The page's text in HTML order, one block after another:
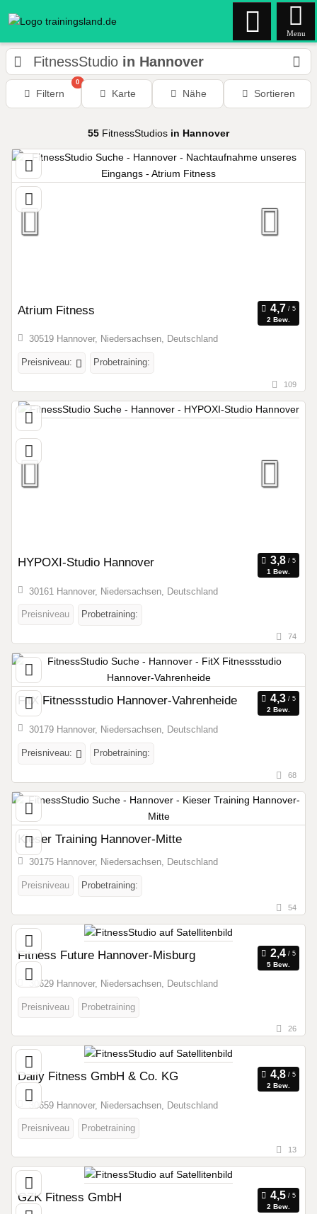
Menu
FitnessStudio in Hannover
Filtern
0
Karte Nähe Sortieren
55 FitnessStudios in Hannover
Atrium Fitness
2 Bew.
30519 Hannover, Niedersachsen, Deutschland
Preisniveau: Probetraining:
109
HYPOXI-Studio Hannover
1 Bew.
30161 Hannover, Niedersachsen, Deutschland
Preisniveau Probetraining:
74
FitX Fitnessstudio Hannover-Vahrenheide
2 Bew.
30179 Hannover, Niedersachsen, Deutschland
Preisniveau: Probetraining:
68
Kieser Training Hannover-Mitte
30175 Hannover, Niedersachsen, Deutschland
Preisniveau Probetraining:
54
Fitness Future Hannover-Misburg
5 Bew.
30629 Hannover, Niedersachsen, Deutschland
Preisniveau Probetraining
26
Daily Fitness GmbH & Co. KG
2 Bew.
30659 Hannover, Niedersachsen, Deutschland
Preisniveau Probetraining
13
GZK Fitness GmbH
2 Bew.